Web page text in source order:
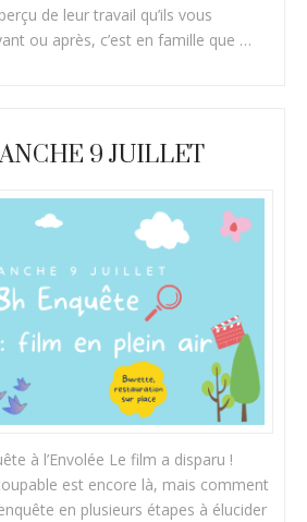
de leur travail qu’ils vous
ou après, c’est en famille que …
9 JUILLET
à l’Envolée Le film a disparu !
est encore là, mais comment
en plusieurs étapes à élucider